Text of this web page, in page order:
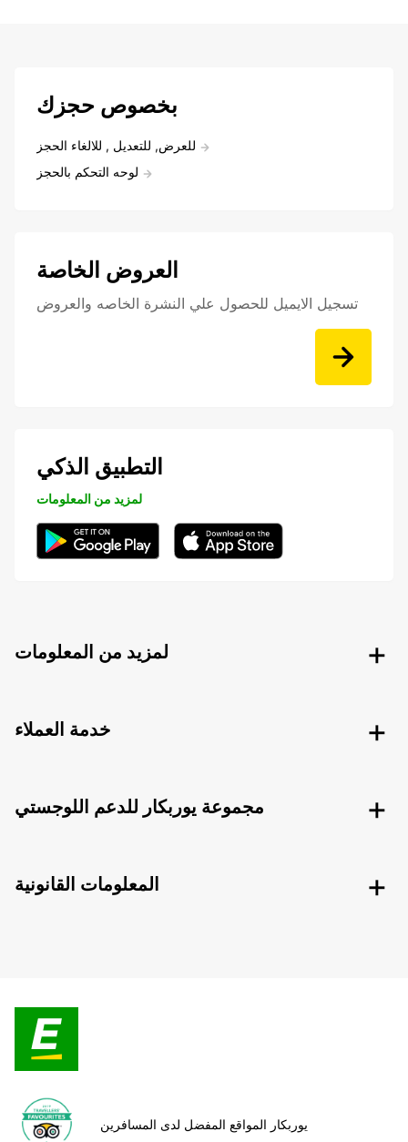
بخصوص حجزك
للعرض, للتعديل , للالغاء الحجز
لوحه التحكم بالحجز
العروض الخاصة
تسجيل الايميل للحصول علي النشرة الخاصه والعروض
التطبيق الذكي
لمزيد من المعلومات
لمزيد من المعلومات
خدمة العملاء
مجموعة يوربكار للدعم اللوجستي
المعلومات القانونية
يوربكار المواقع المفضل لدى المسافرين